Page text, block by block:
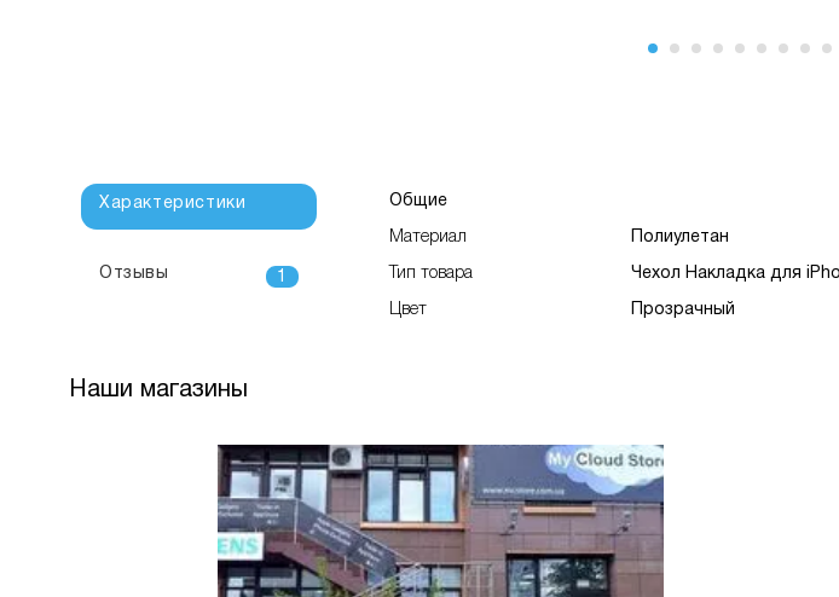
Характеристики
Отзывы 1
Общие
Материал Полиулетан
Тип товара Чехол Накладка для
Цвет Прозрачный
Наши магазины